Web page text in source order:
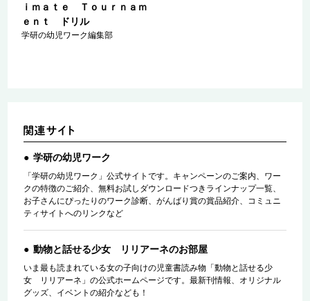
ｉｍａｔｅ Ｔｏｕｒｎａｍ
ｅｎｔ ドリル
学研の幼児ワーク編集部
学研の幼児ワーク
「学研の幼児ワーク」公式サイトです。キャンペーンのご案内、ワー
クの特徴のご紹介、無料お試しダウンロードつきラインナップ一覧、
お子さんにぴったりのワーク診断、がんばり賞の賞品紹介、コミュニ
ティサイトへのリンクなど
動物と話せる少女 リリアーネのお部屋
いま最も読まれている女の子向けの児童書読み物「動物と話せる少
女 リリアーネ」の公式ホームページです。最新刊情報、オリジナル
グッズ、イベントの紹介なども！